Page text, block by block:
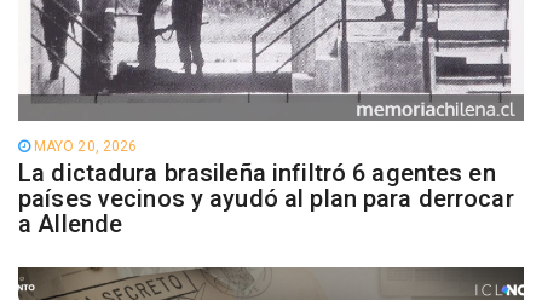
MAYO 20, 2026
La dictadura brasileña infiltró 6 agentes en
países vecinos y ayudó al plan para derrocar
a Allende